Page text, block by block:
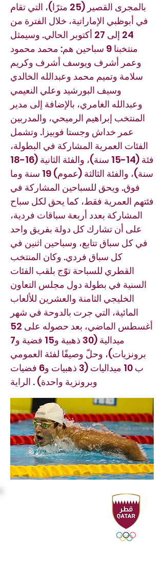
بالمجرى القصير (25 مترًا)، التي تقام
في أبوظبي الإماراتية، خلال الفترة من
24 إلى 27 أكتوبر الحالي. وسيمثل
منتخبنا 9 سباحين هم: محمد محمود
وعمر أشرف ويوسف أشرف وكريم
سلامة وتميم محمد وعبدالله الخالدي
وسيف البورشيد وعلي النعيمي
وعبدالله الغامري، بالإضافة إلى مدير
المنتخب إبراهيم الرميحي، والمدربين
عمر خداش وجستا فوبيزا. وتشمل
الفئات العمرية المشاركة في البطولة،
فئة (14-15 سنة)، والفئة الثانية (16-18
سنة)، والفئة الثالثة (عموم) 19 سنة وما
فوق. ويحق للسباحين المشاركة في
فئتهم العمرية فقط، كما يحق لكل سباح
المشاركة بعدد أربعة سباقات فردية،
على أن تشارك كل دولة بفريق واحد
في كل سباق تتابع، وسباحين اثنين في
كل سباق فردي. وكان المنتخب
القطري للسباحة توّج بلقب الفئات
السنية في بطولة دول مجلس التعاون
الخليجي الثامنة والعشرين للألعاب
المائية، التي جرت بالدوحة في شهر
أغسطس الماضي، بعد حصوله على 52
ميدالية (30 ذهبية و15 فضية و7
برونزيات)، وحلّ وصيفًا لفئة العمومي
ب 10 ميداليات (3 ذهبيات و6 فضيات
وبرونزية واحدة) . الراية